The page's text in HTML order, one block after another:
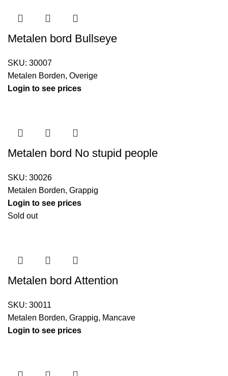
Metalen bord Bullseye
SKU: 30007
Metalen Borden, Overige
Login to see prices
Metalen bord No stupid people
SKU: 30026
Metalen Borden, Grappig
Login to see prices
Sold out
Metalen bord Attention
SKU: 30011
Metalen Borden, Grappig, Mancave
Login to see prices